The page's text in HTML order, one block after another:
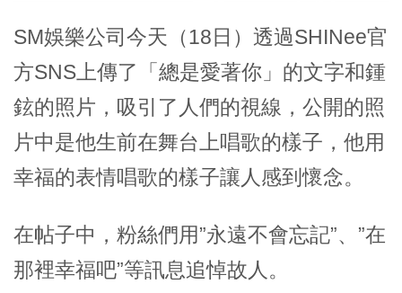
SM娛樂公司今天（18日）透過SHINee官
方SNS上傳了「總是愛著你」的文字和鍾
鉉的照片，吸引了人們的視線，公開的照
片中是他生前在舞台上唱歌的樣子，他用
幸福的表情唱歌的樣子讓人感到懷念。
在帖子中，粉絲們用”永遠不會忘記”、”在
那裡幸福吧”等訊息追悼故人。